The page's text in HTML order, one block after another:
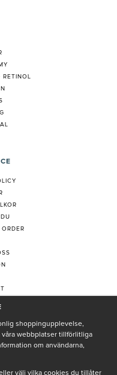
shoppingupplevelse,
våra webbplatser tillförlitliga
om användarna,
välj vilka cookies du tillåter